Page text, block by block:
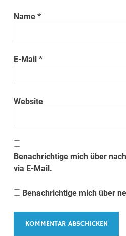
Name*
E-Mail*
Website
Benachrichtige mich über
via E-Mail.
Benachrichtige mich über